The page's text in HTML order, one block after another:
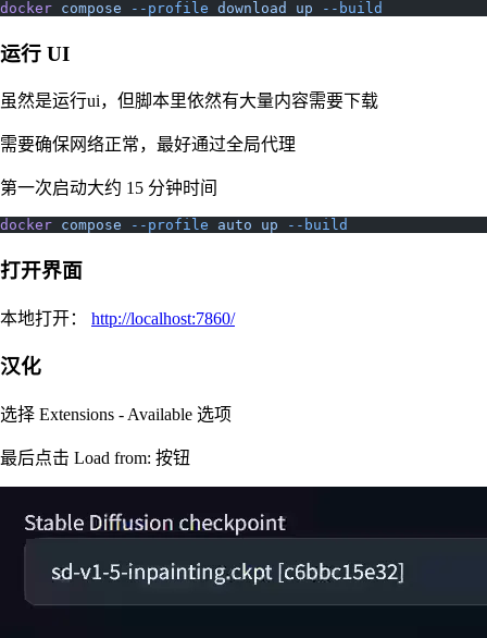
docker compose --profile download up --build
运行 UI
虽然是运行ui，但脚本里依然有大量内容需要下载
需要确保网络正常，最好通过全局代理
第一次启动大约 15 分钟时间
docker compose --profile auto up --build
打开界面
本地打开： http://localhost:7860/
汉化
选择 Extensions - Available 选项
最后点击 Load from: 按钮